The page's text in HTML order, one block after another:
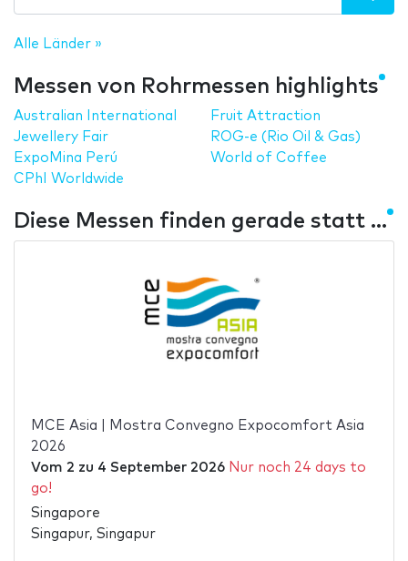
Alle Länder »
Messen von Rohrmessen highlights
Australian International
Jewellery Fair
ExpoMina Perú
CPhI Worldwide
Fruit Attraction
ROG-e (Rio Oil & Gas)
World of Coffee
Diese Messen finden gerade statt ...
MCE Asia | Mostra Convegno Expocomfort Asia
2026
Vom 2 zu 4 September 2026 Nur noch 24 days to
go!
Singapore
Singapur, Singapur